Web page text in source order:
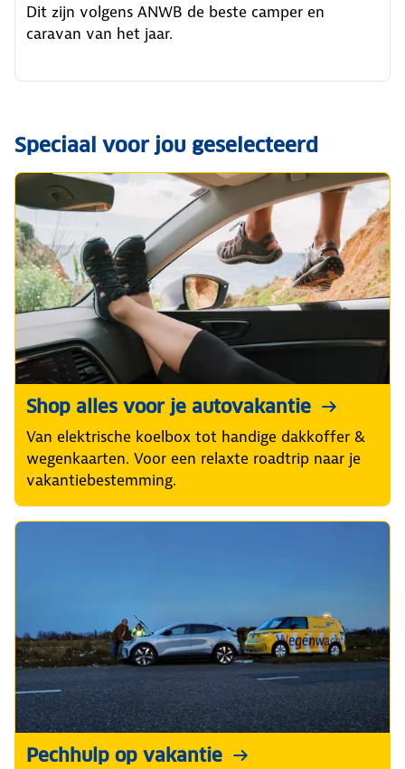
Dit zijn volgens ANWB de beste camper en
caravan van het jaar.
Speciaal voor jou geselecteerd
Shop alles voor je autovakantie
Van elektrische koelbox tot handige dakkoffer &
wegenkaarten. Voor een relaxte roadtrip naar je
vakantiebestemming.
Pechhulp op vakantie